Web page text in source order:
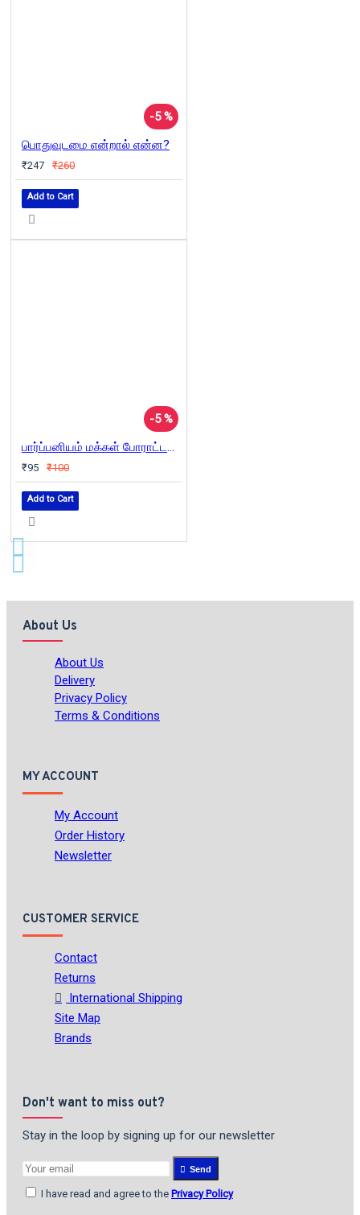
-5 %
பொதுவுடமை என்றால் என்ன?
₹247 ₹260
Add to Cart
-5 %
பார்ப்பனியம் மக்கள் போராட்டம் கம்யூனிசம்
₹95 ₹100
Add to Cart
About Us
About Us
Delivery
Privacy Policy
Terms & Conditions
MY ACCOUNT
My Account
Order History
Newsletter
CUSTOMER SERVICE
Contact
Returns
International Shipping
Site Map
Brands
Don't want to miss out?
Stay in the loop by signing up for our newsletter
Send
I have read and agree to the Privacy Policy